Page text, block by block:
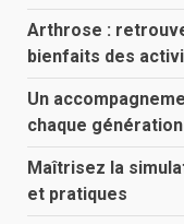
Arthrose :
bienfaits des
Un
chaque génération
Maîtrisez la
et pratiques